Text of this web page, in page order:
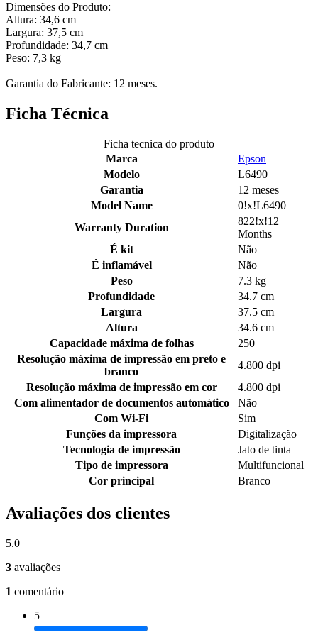
Dimensões do Produto:
Altura: 34,6 cm
Largura: 37,5 cm
Profundidade: 34,7 cm
Peso: 7,3 kg
Garantia do Fabricante: 12 meses.
Ficha Técnica
Ficha tecnica do produto
Marca
Epson
Modelo
L6490
Garantia
12 meses
Model Name
0!x!L6490
Warranty Duration
822!x!12
Months
É kit
Não
É inflamável
Não
Peso
7.3 kg
Profundidade
34.7 cm
Largura
37.5 cm
Altura
34.6 cm
Capacidade máxima de folhas
250
Resolução máxima de impressão em preto e
branco
4.800 dpi
Resolução máxima de impressão em cor
4.800 dpi
Com alimentador de documentos automático
Não
Com Wi-Fi
Sim
Funções da impressora
Digitalização
Tecnologia de impressão
Jato de tinta
Tipo de impressora
Multifuncional
Cor principal
Branco
Avaliações dos clientes
5.0
3 avaliações
1 comentário
5